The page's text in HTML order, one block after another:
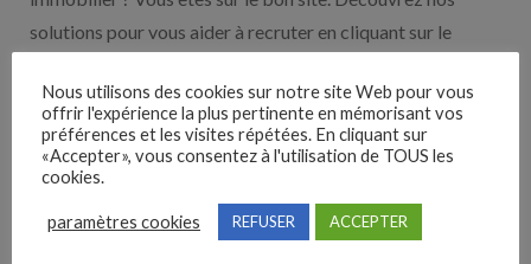
solutions pour vous aider à recruter en cliquant sur le
Nos solutions entreprises
Découvrez nos partenaires ! Moteurs de recherches,
multidiffuseurs, sites payant… nombreux sont nos
Nous utilisons des cookies sur notre site Web pour vous
offrir l'expérience la plus pertinente en mémorisant vos
préférences et les visites répétées. En cliquant sur
«Accepter», vous consentez à l'utilisation de TOUS les
cookies.
paramètres cookies REFUSER ACCEPTER